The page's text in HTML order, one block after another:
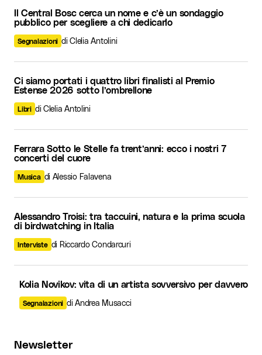
Il Central Bosc cerca un nome e c’è un sondaggio
pubblico per scegliere a chi dedicarlo
Segnalazioni di Clelia Antolini
Ci siamo portati i quattro libri finalisti al Premio
Estense 2026 sotto l’ombrellone
Libri di Clelia Antolini
Ferrara Sotto le Stelle fa trent’anni: ecco i nostri 7
concerti del cuore
Musica di Alessio Falavena
Alessandro Troisi: tra taccuini, natura e la prima scuola
di birdwatching in Italia
Interviste di Riccardo Condarcuri
Kolia Novikov: vita di un artista sovversivo per davvero
Segnalazioni di Andrea Musacci
Newsletter